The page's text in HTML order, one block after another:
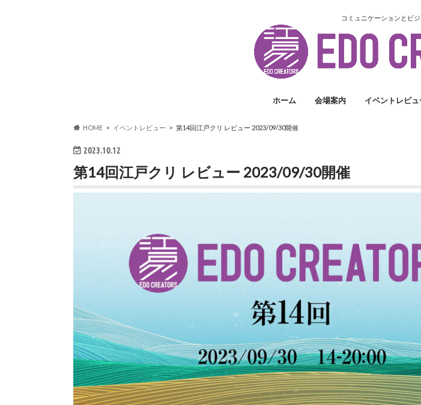
コミュニケーションとビ
ホーム 会場案内 イベントレビュ
HOME イベントレビュー 第14回江戸クリ レビュー 2023/09/30開催
2023.10.12
第14回江戸クリ レビュー 2023/09/30開催